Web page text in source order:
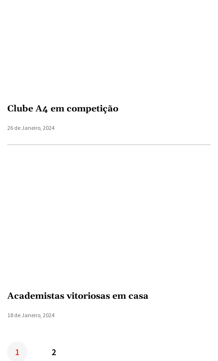
Clube A4 em competição
26 de Janeiro, 2024
Academistas vitoriosas em casa
18 de Janeiro, 2024
1 2